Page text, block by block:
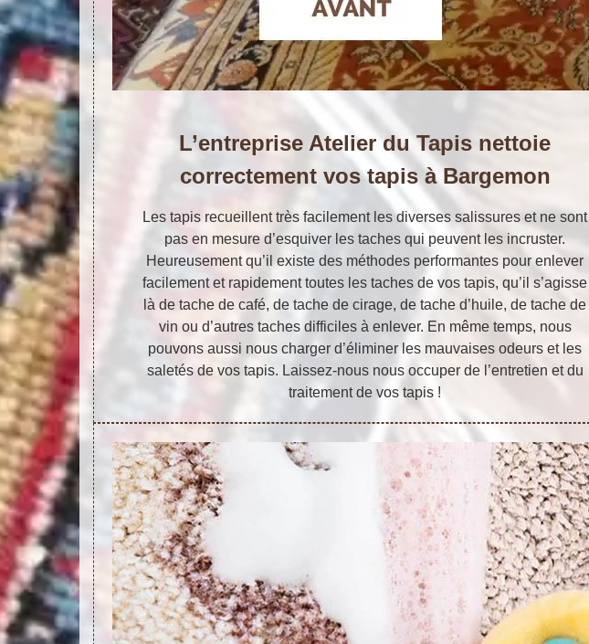
L’entreprise Atelier du Tapis nettoie
correctement vos tapis à Bargemon
Les tapis recueillent très facilement les diverses salissures et ne sont
pas en mesure d’esquiver les taches qui peuvent les incruster.
Heureusement qu’il existe des méthodes performantes pour enlever
facilement et rapidement toutes les taches de vos tapis, qu’il s’agisse
là de tache de café, de tache de cirage, de tache d’huile, de tache de
vin ou d’autres taches difficiles à enlever. En même temps, nous
pouvons aussi nous charger d’éliminer les mauvaises odeurs et les
saletés de vos tapis. Laissez-nous nous occuper de l’entretien et du
traitement de vos tapis !